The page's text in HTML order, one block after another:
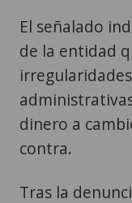
El señalado
de la entidad
dinero a
contra.
Tras la